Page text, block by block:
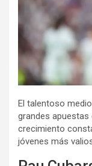
El talentoso
grandes
crecimiento
jóvenes más